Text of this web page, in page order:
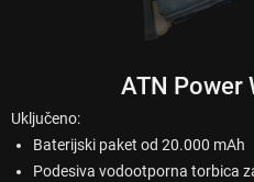
ATN Power
Uključeno:
Baterijski paket od 20.000 mAh
Podesiva vodootporna torbica